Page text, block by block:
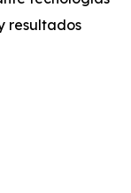
resultados